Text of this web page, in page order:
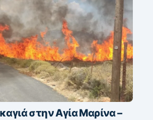
στην Αγία Μαρίνα –